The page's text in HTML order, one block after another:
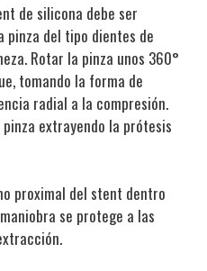
de silicona debe ser
pinza del tipo dientes de
Rotar la pinza unos 360°
tomando la forma de
radial a la compresión.
extrayendo la prótesis
proximal del stent dentro
se protege a las